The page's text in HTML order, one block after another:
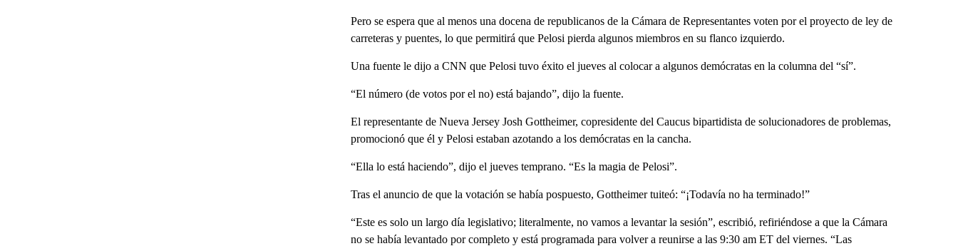
Pero se espera que al menos una docena de republicanos de la Cámara de Representantes voten por el proyecto de ley de
carreteras y puentes, lo que permitirá que Pelosi pierda algunos miembros en su flanco izquierdo.
Una fuente le dijo a CNN que Pelosi tuvo éxito el jueves al colocar a algunos demócratas en la columna del “sí”.
“El número (de votos por el no) está bajando”, dijo la fuente.
El representante de Nueva Jersey Josh Gottheimer, copresidente del Caucus bipartidista de solucionadores de problemas,
promocionó que él y Pelosi estaban azotando a los demócratas en la cancha.
“Ella lo está haciendo”, dijo el jueves temprano. “Es la magia de Pelosi”.
Tras el anuncio de que la votación se había pospuesto, Gottheimer tuiteó: “¡Todavía no ha terminado!”
“Este es solo un largo día legislativo; literalmente, no vamos a levantar la sesión”, escribió, refiriéndose a que la Cámara
no se había levantado por completo y está programada para volver a reunirse a las 9:30 am ET del viernes. “Las